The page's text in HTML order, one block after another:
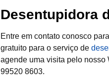
Desentupidora
Entre em contato conosco
gratuito para o serviço de
agende uma visita pelo nosso
99520 8603.